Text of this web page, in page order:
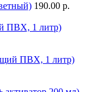
190.00 р.
ПВХ, 1 литр)
ПВХ, 1 литр)